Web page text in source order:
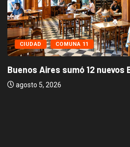
CIUDAD COMUNA 11
Buenos Aires sumó 12 nuevos
agosto 5, 2026